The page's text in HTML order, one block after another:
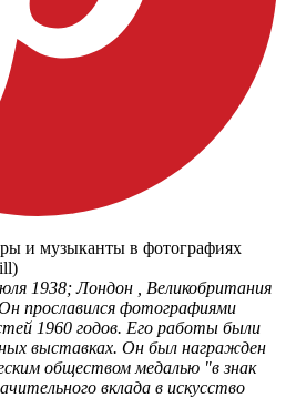
и музыканты в фотографиях
1938; Лондон , Великобритания
прославился фотографиями
1960 годов. Его работы были
выставках. Он был награжден
обществом медалью "в знак
вклада в искусство